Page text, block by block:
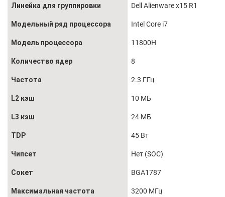
Линейка для группировки Dell Alienware x15 R1
Модельный ряд процессора Intel Core i7
Модель процессора 11800H
Количество ядер 8
Частота 2.3 ГГц
L2 кэш 10 МБ
L3 кэш 24 МБ
TDP 45 Вт
Чипсет Нет (SOC)
Сокет BGA1787
Максимальная частота 3200 МГц